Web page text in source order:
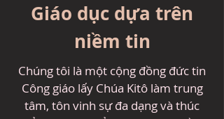
Giáo dục dựa trên
niềm tin
Chúng tôi là một cộng đồng đức tin
Công giáo lấy Chúa Kitô làm trung
tâm, tôn vinh sự đa dạng và thúc